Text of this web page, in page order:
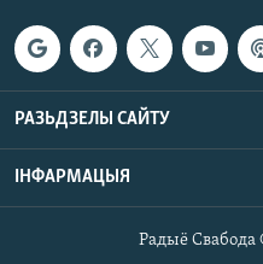
РАЗЬДЗЕЛЫ САЙТУ
ІНФАРМАЦЫЯ
Радыё Свабода